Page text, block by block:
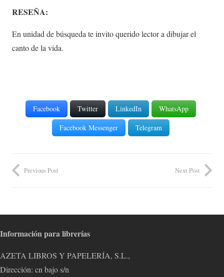
RESEÑA:
En unidad de búsqueda te invito querido lector a dibujar el
canto de la vida.
Facebook Twitter LinkedIn
WhatsApp
Facebook Messenger
Telegram
Previous Post Next Post
Información para librerías
AZETA LIBROS Y PAPELERÍA, S.L.,
Dirección: cn bajo s/n